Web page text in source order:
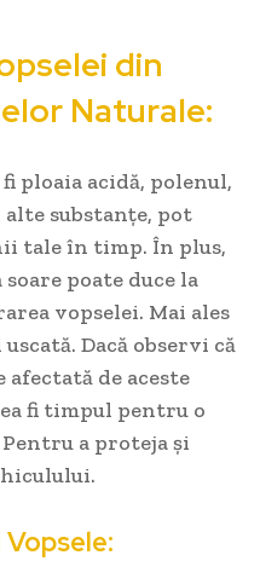
din
Naturale:
ploaia acidă, polenul,
substanțe, pot
tale în timp. În plus,
poate duce la
vopselei. Mai ales
Dacă observi că
afectată de aceste
fi timpul pentru o
Pentru a proteja și